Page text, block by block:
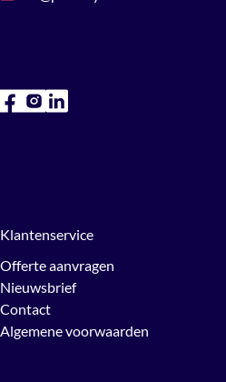
Klantenservice
Offerte aanvragen
Nieuwsbrief
Contact
Algemene voorwaarden